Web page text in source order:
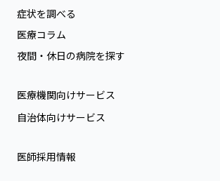
症状を調べる
医療コラム
夜間・休日の病院を探す
医療機関向けサービス
自治体向けサービス
医師採用情報